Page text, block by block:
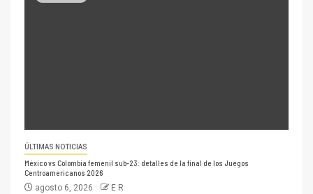
ÚLTIMAS NOTICIAS
México vs Colombia femenil sub-23: detalles de la final de los Juegos
Centroamericanos 2026
agosto 6, 2026 E R